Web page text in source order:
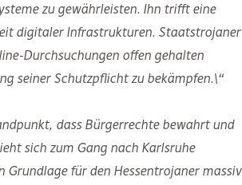
zu gewährleisten. Ihn trifft eine
digitaler Infrastrukturen. Staatstrojaner
Durchsuchungen offen gehalten
seiner Schutzpflicht zu bekämpfen.\“
dass Bürgerrechte bewahrt und
sich zum Gang nach Karlsruhe
Grundlage für den Hessentrojaner massiv